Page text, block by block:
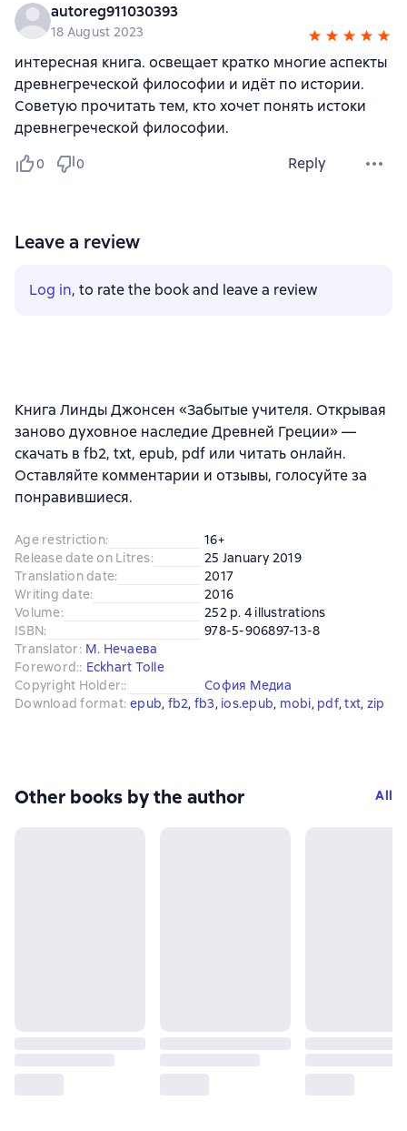
autoreg911030393
18 August 2023
интересная книга. освещает кратко многие аспекты
древнегреческой философии и идёт по истории.
Советую прочитать тем, кто хочет понять истоки
древнегреческой философии.
0 0 Reply
Leave a review
Log in, to rate the book and leave a review
Книга Линды Джонсен «Забытые учителя. Открывая
заново духовное наследие Древней Греции» —
скачать в fb2, txt, epub, pdf или читать онлайн.
Оставляйте комментарии и отзывы, голосуйте за
понравившиеся.
Age restriction:
16+
Release date on Litres:
25 January 2019
Translation date:
2017
Writing date:
2016
Volume:
252 p. 4 illustrations
ISBN:
978-5-906897-13-8
Translator: М. Нечаева
Foreword:: Eckhart Tolle
Copyright Holder::
София Медиа
Download format: epub, fb2, fb3, ios.epub, mobi, pdf, txt, zip
Other books by the author All